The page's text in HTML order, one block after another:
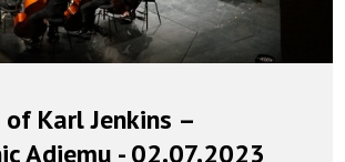
Karl Jenkins –
Adiemu - 02.07.2023